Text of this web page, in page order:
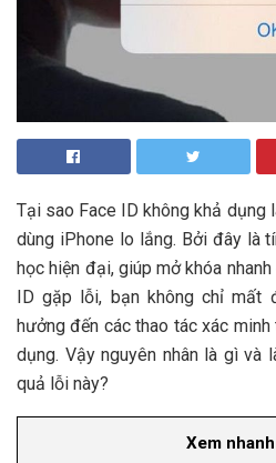
Tại sao Face ID không khả dụng
dùng iPhone lo lắng. Bởi đây là
học hiện đại, giúp mở khóa
ID gặp lỗi, bạn không chỉ mất
hưởng đến các thao tác xác
dụng. Vậy nguyên nhân là gì và
quả lỗi này?
Xem nhanh